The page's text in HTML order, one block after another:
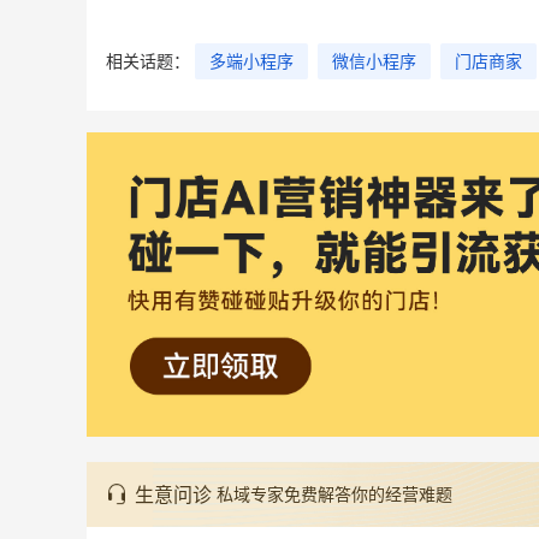
相关话题： 多端小程序 微信小程序 门店商家
生意问诊 私域专家免费解答你的经营难题